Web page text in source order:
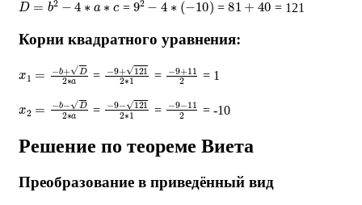
= = = 121
Корни квадратного уравнения:
+ D2∗ = 9+ 121 = 9+ 11 = 1
b−D2∗ = −9−121 1
= −9−11 = -10
Решение по теореме Виета
Преобразование в приведённый вид